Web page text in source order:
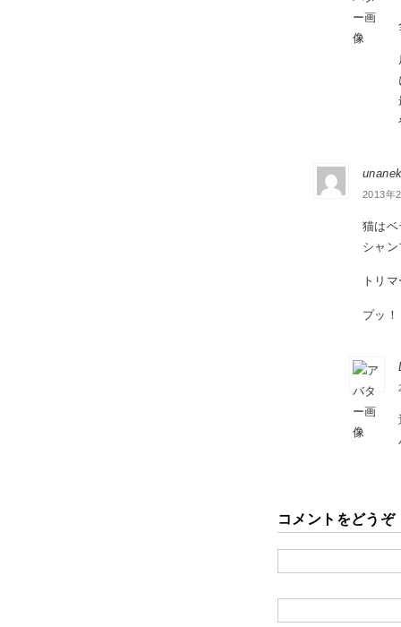
2013年
猫は
シャ
トリ
プッ！
コメントをどうぞ